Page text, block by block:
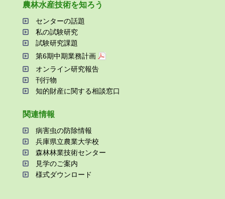
農林⽔産技術を知ろう
センターの話題
私の試験研究
試験研究課題
第6期中期業務計画
オンライン研究報告
刊⾏物
知的財産に関する相談窓⼝
関連情報
病害⾍の防除情報
兵庫県⽴農業⼤学校
森林林業技術センター
⾒学のご案内
様式ダウンロード